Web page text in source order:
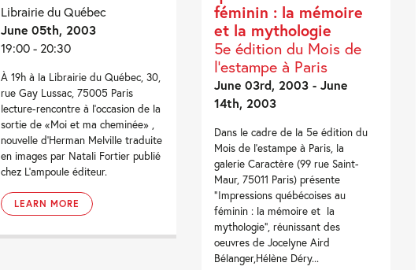
Librairie du Québec
June 05th, 2003
19:00 - 20:30
À 19h à la Librairie du Québec, 30,
rue Gay Lussac, 75005 Paris
lecture-rencontre à l'occasion de la
sortie de «Moi et ma cheminée» ,
nouvelle d'Herman Melville traduite
en images par Natali Fortier publié
chez L'ampoule éditeur.
LEARN MORE
féminin : la mémoire
et la mythologie
5e édition du Mois de
l’estampe à Paris
June 03rd, 2003 - June
14th, 2003
Dans le cadre de la 5e édition du
Mois de l’estampe à Paris, la
galerie Caractère (99 rue Saint-
Maur, 75011 Paris) présente
“Impressions québécoises au
féminin : la mémoire et la
mythologie”, réunissant des
oeuvres de Jocelyne Aird
Bélanger,Hélène Déry...